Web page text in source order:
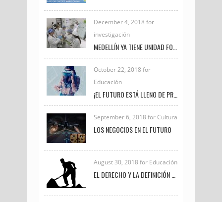
December 4, 2018 for
investigación
October 22, 2018 for
Educación
September 6, 2018 for Cultura
LOS NEGOCIOS EN EL FUTURO
August 30, 2018 for Educación